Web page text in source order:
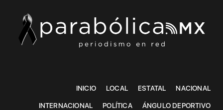
INICIO LOCAL ESTATAL NACIONAL
INTERNACIONAL POLÍTICA ÁNGULO DEPORTIVO